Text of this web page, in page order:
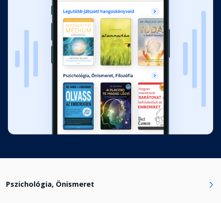
Érzékenységhatározó
Fejezet hossza: 00:03:12
Pszichológia, Önismeret